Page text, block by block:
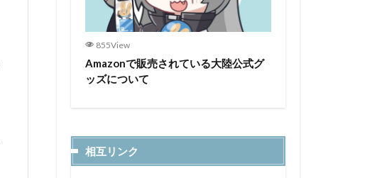
855View
Amazonで販売されている大陸公式グ
ッズについて
相互リンク